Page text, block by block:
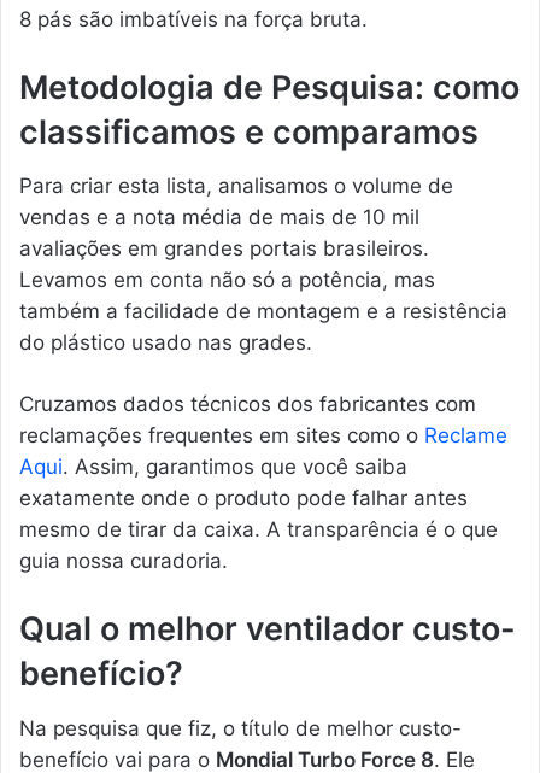
8 pás são imbatíveis na força bruta.
Metodologia de Pesquisa: como
classificamos e comparamos
Para criar esta lista, analisamos o volume de
vendas e a nota média de mais de 10 mil
avaliações em grandes portais brasileiros.
Levamos em conta não só a potência, mas
também a facilidade de montagem e a resistência
do plástico usado nas grades.
Cruzamos dados técnicos dos fabricantes com
reclamações frequentes em sites como o Reclame
Aqui. Assim, garantimos que você saiba
exatamente onde o produto pode falhar antes
mesmo de tirar da caixa. A transparência é o que
guia nossa curadoria.
Qual o melhor ventilador custo-
benefício?
Na pesquisa que fiz, o título de melhor custo-
benefício vai para o Mondial Turbo Force 8. Ele